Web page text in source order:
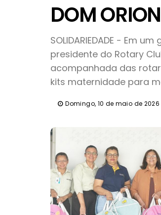
DOM
SOLIDARIEDADE - Em
presidente do Rotary
acompanhada das
kits maternidade para
Domingo, 10 de maio de 2026